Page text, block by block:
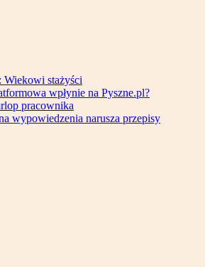
Wiekowi stażyści
wpłynie na Pyszne.pl?
pracownika
wypowiedzenia narusza przepisy